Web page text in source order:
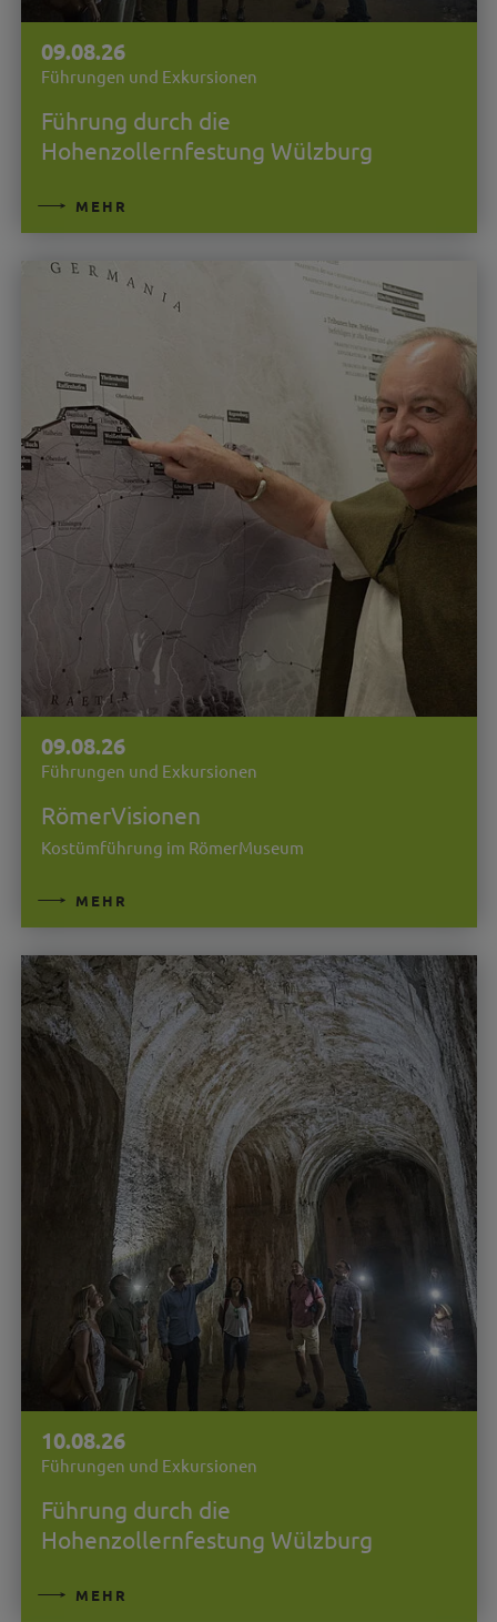
09.08.26
Führungen und Exkursionen
Führung durch die
Hohenzollernfestung Wülzburg
MEHR
09.08.26
Führungen und Exkursionen
RömerVisionen
Kostümführung im RömerMuseum
MEHR
10.08.26
Führungen und Exkursionen
Führung durch die
Hohenzollernfestung Wülzburg
MEHR